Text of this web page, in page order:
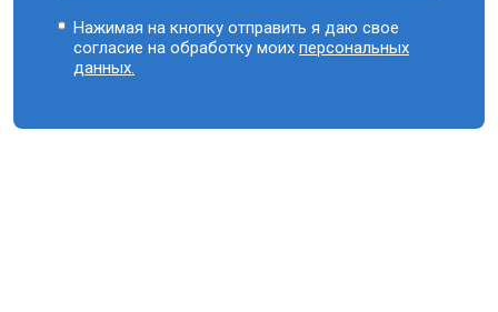
Нажимая на кнопку отправить я даю свое
согласие на обработку моихперсональных
данных.